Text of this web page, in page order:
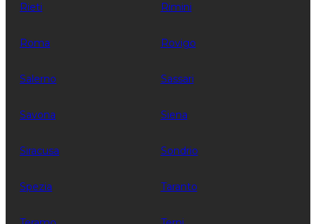
Rieti Rimini
Roma Rovigo
Salerno Sassari
Savona Siena
Siracusa Sondrio
Spezia Taranto